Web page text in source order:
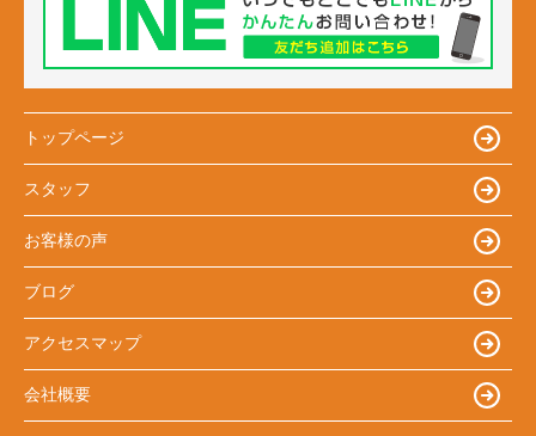
トップページ
スタッフ
お客様の声
ブログ
アクセスマップ
会社概要